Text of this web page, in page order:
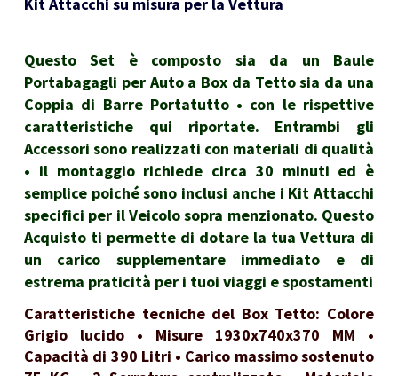
Kit Attacchi su misura per la Vettura
Questo Set è composto sia da un Baule
Portabagagli per Auto a Box da Tetto sia da una
Coppia di Barre Portatutto • con le rispettive
caratteristiche qui riportate. Entrambi gli
Accessori sono realizzati con materiali di qualità
• il montaggio richiede circa 30 minuti ed è
semplice poiché sono inclusi anche i Kit Attacchi
specifici per il Veicolo sopra menzionato. Questo
Acquisto ti permette di dotare la tua Vettura di
un carico supplementare immediato e di
estrema praticità per i tuoi viaggi e spostamenti
Caratteristiche tecniche del Box Tetto: Colore
Grigio lucido • Misure 1930x740x370 MM •
Capacità di 390 Litri • Carico massimo sostenuto